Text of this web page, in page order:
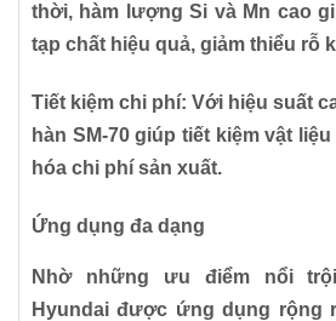
thời, hàm lượng Si và Mn cao
tạp chất hiệu quả, giảm thiểu rỗ
Tiết kiệm chi phí: Với hiệu suất
hàn SM-70 giúp tiết kiệm vật
hóa chi phí sản xuất.
Ứng dụng đa dạng
Nhờ những ưu điểm nổi
Hyundai được ứng dụng rộng